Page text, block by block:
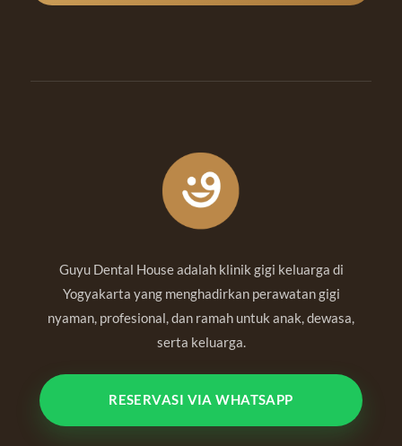
Guyu Dental House adalah klinik gigi keluarga di
Yogyakarta yang menghadirkan perawatan gigi
nyaman, profesional, dan ramah untuk anak, dewasa,
serta keluarga.
RESERVASI VIA WHATSAPP